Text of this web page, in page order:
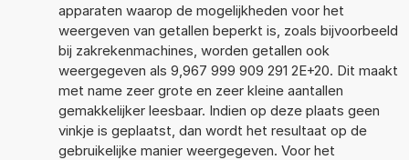
apparaten waarop de mogelijkheden voor het
weergeven van getallen beperkt is, zoals bijvoorbeeld
bij zakrekenmachines, worden getallen ook
weergegeven als 9,967 999 909 291 2E+20. Dit maakt
met name zeer grote en zeer kleine aantallen
gemakkelijker leesbaar. Indien op deze plaats geen
vinkje is geplaatst, dan wordt het resultaat op de
gebruikelijke manier weergegeven. Voor het